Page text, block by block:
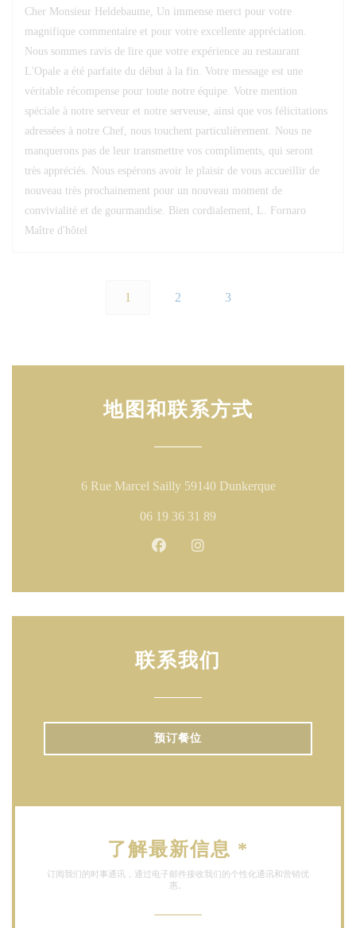
Cher Monsieur Heldebaume, Un immense merci pour votre
magnifique commentaire et pour votre excellente appréciation.
Nous sommes ravis de lire que votre expérience au restaurant
L'Opale a été parfaite du début à la fin. Votre message est une
véritable récompense pour toute notre équipe. Votre mention
spéciale à notre serveur et notre serveuse, ainsi que vos félicitations
adressées à notre Chef, nous touchent particulièrement. Nous ne
manquerons pas de leur transmettre vos compliments, qui seront
très appréciés. Nous espérons avoir le plaisir de vous accueillir de
nouveau très prochainement pour un nouveau moment de
convivialité et de gourmandise. Bien cordialement, L. Fornaro
Maître d'hôtel
1 2 3
地图和联系方式
6 Rue Marcel Sailly 59140 Dunkerque((在新窗口中
06 19 36 31 89
Facebook ((在新窗口中打开))
联系我们
预订餐位
了解最新信息 *
订阅我们的时事通讯，通过电子邮件接收我们的个性化通讯和营销优
惠。